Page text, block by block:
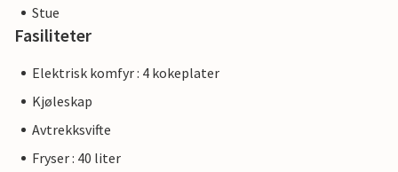
Stue
Fasiliteter
Elektrisk komfyr : 4 kokeplater
Kjøleskap
Avtrekksvifte
Fryser : 40 liter